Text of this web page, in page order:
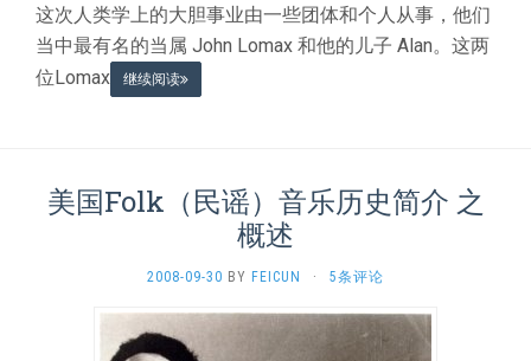
这次人类学上的大胆事业由一些团体和个人从事，他们
当中最有名的当属 John Lomax 和他的儿子 Alan。这两
位Lomax
继续阅读
美国Folk（民谣）音乐历史简介 之
概述
2008-09-30 BY FEICUN · 5条评论